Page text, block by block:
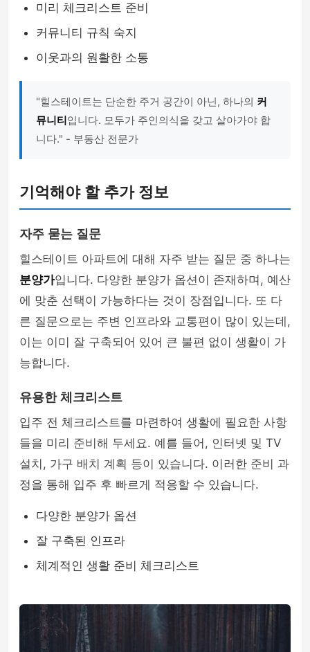
미리 체크리스트 준비
커뮤니티 규칙 숙지
이웃과의 원활한 소통
"힐스테이트는 단순한 주거 공간이 아닌, 하나의 커
뮤니티입니다. 모두가 주인의식을 갖고 살아가야 합
니다." - 부동산 전문가
기억해야 할 추가 정보
자주 묻는 질문
힐스테이트 아파트에 대해 자주 받는 질문 중 하나는
분양가입니다. 다양한 분양가 옵션이 존재하며, 예산
에 맞춘 선택이 가능하다는 것이 장점입니다. 또 다
른 질문으로는 주변 인프라와 교통편이 많이 있는데,
이는 이미 잘 구축되어 있어 큰 불편 없이 생활이 가
능합니다.
유용한 체크리스트
입주 전 체크리스트를 마련하여 생활에 필요한 사항
들을 미리 준비해 두세요. 예를 들어, 인터넷 및 TV
설치, 가구 배치 계획 등이 있습니다. 이러한 준비 과
정을 통해 입주 후 빠르게 적응할 수 있습니다.
다양한 분양가 옵션
잘 구축된 인프라
체계적인 생활 준비 체크리스트